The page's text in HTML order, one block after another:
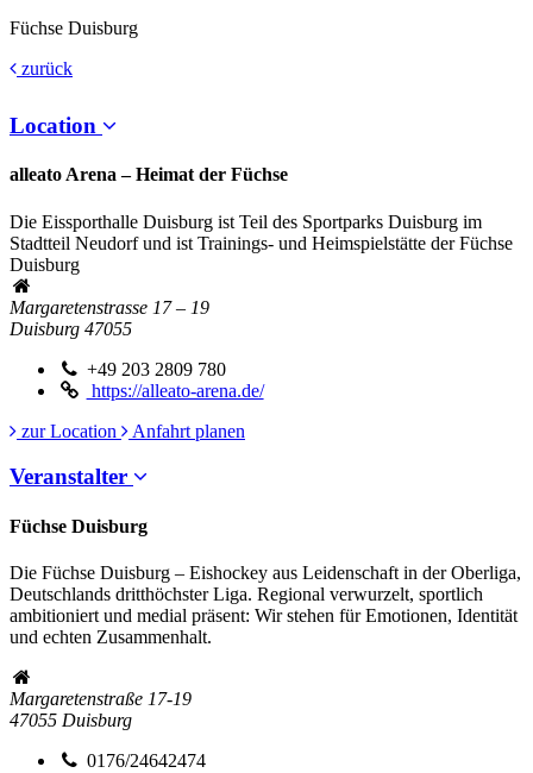
Füchse Duisburg
zurück
Location
alleato Arena – Heimat der Füchse
Die Eissporthalle Duisburg ist Teil des Sportparks Duisburg im
Stadtteil Neudorf und ist Trainings- und Heimspielstätte der Füchse
Duisburg
Margaretenstrasse 17 – 19
Duisburg 47055
+49 203 2809 780
https://alleato-arena.de/
zur Location
Anfahrt planen
Veranstalter
Füchse Duisburg
Die Füchse Duisburg – Eishockey aus Leidenschaft in der Oberliga,
Deutschlands dritthöchster Liga. Regional verwurzelt, sportlich
ambitioniert und medial präsent: Wir stehen für Emotionen, Identität
und echten Zusammenhalt.
Margaretenstraße 17-19
47055 Duisburg
0176/24642474